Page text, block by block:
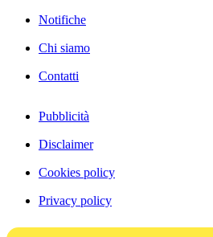
Notifiche
Chi siamo
Contatti
Pubblicità
Disclaimer
Cookies policy
Privacy policy